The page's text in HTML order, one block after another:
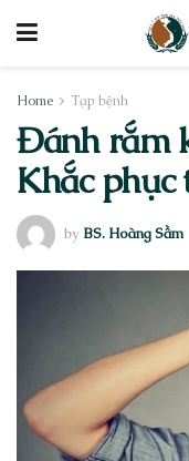
Home Tạp bệnh
Đánh rắm
Khắc phục
by BS. Hoàng Sầm